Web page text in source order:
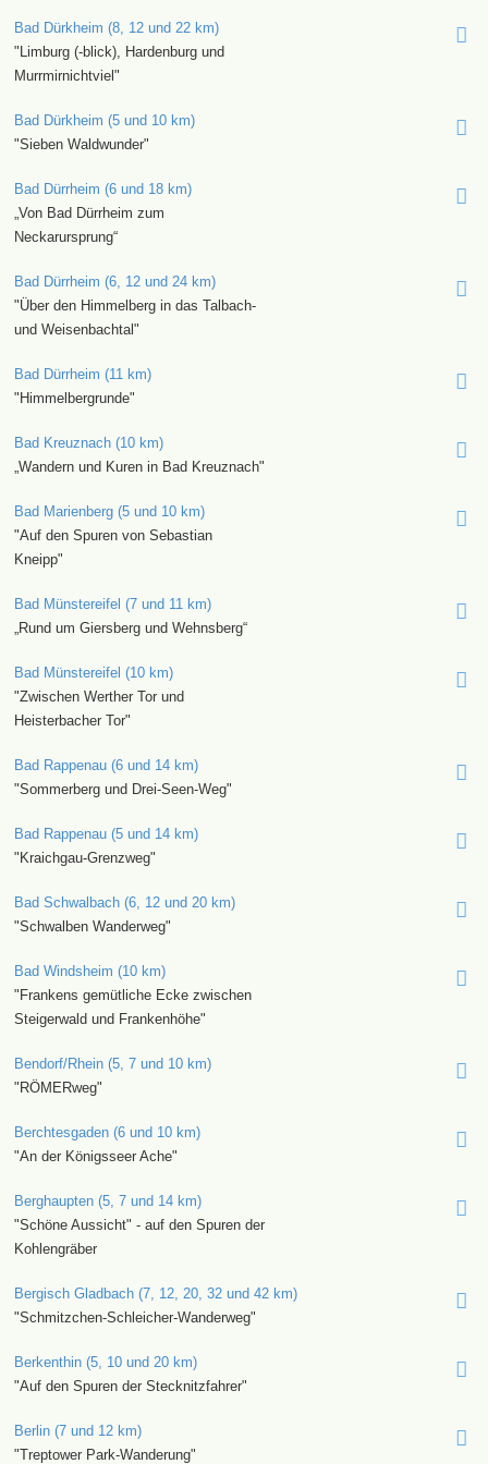
Bad Dürkheim (8, 12 und 22 km)
"Limburg (-blick), Hardenburg und
Murrmirnichtviel"
Bad Dürkheim (5 und 10 km)
"Sieben Waldwunder"
Bad Dürrheim (6 und 18 km)
„Von Bad Dürrheim zum
Neckarursprung“
Bad Dürrheim (6, 12 und 24 km)
"Über den Himmelberg in das Talbach-
und Weisenbachtal"
Bad Dürrheim (11 km)
"Himmelbergrunde"
Bad Kreuznach (10 km)
„Wandern und Kuren in Bad Kreuznach"
Bad Marienberg (5 und 10 km)
"Auf den Spuren von Sebastian
Kneipp"
Bad Münstereifel (7 und 11 km)
„Rund um Giersberg und Wehnsberg“
Bad Münstereifel (10 km)
"Zwischen Werther Tor und
Heisterbacher Tor"
Bad Rappenau (6 und 14 km)
"Sommerberg und Drei-Seen-Weg"
Bad Rappenau (5 und 14 km)
"Kraichgau-Grenzweg"
Bad Schwalbach (6, 12 und 20 km)
"Schwalben Wanderweg"
Bad Windsheim (10 km)
"Frankens gemütliche Ecke zwischen
Steigerwald und Frankenhöhe"
Bendorf/Rhein (5, 7 und 10 km)
"RÖMERweg"
Berchtesgaden (6 und 10 km)
"An der Königsseer Ache"
Berghaupten (5, 7 und 14 km)
"Schöne Aussicht" - auf den Spuren der
Kohlengräber
Bergisch Gladbach (7, 12, 20, 32 und 42 km)
"Schmitzchen-Schleicher-Wanderweg"
Berkenthin (5, 10 und 20 km)
"Auf den Spuren der Stecknitzfahrer"
Berlin (7 und 12 km)
"Treptower Park-Wanderung"